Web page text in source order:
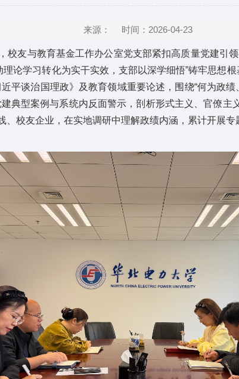
来源： 时间：2026-04-23
校友与教育基金工作办公室党支部紧扣高质量党建引
论学习转化为实干实效，支部以深学细悟”铸牢思想
平谈治国理政》及教育领域重要论述，围绕“何为政绩
典型案例与系统内反面警示，剖析形式主义、官僚主
校友企业，在实地调研中理解政绩内涵，累计开展专